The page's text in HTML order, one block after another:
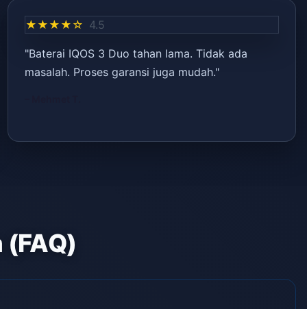
★★★★☆ 4.5
"Baterai IQOS 3 Duo tahan lama. Tidak ada
masalah. Proses garansi juga mudah."